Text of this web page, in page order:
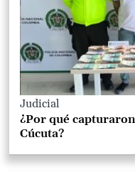
Judicial
¿Por qué
Cúcuta?